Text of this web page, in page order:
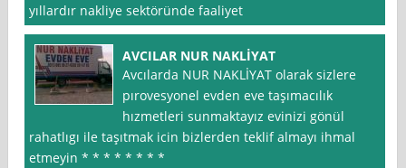
yıllardır nakliye sektöründe faaliyet
AVCILAR NUR NAKLİYAT
Avcılarda NUR NAKLİYAT olarak sizlere
pırovesyonel evden eve taşımacılık
hızmetleri sunmaktayız evinizi gönül
rahatlıgı ile taşıtmak icin bizlerden teklif almayı ihmal
etmeyin * * * * * * * *